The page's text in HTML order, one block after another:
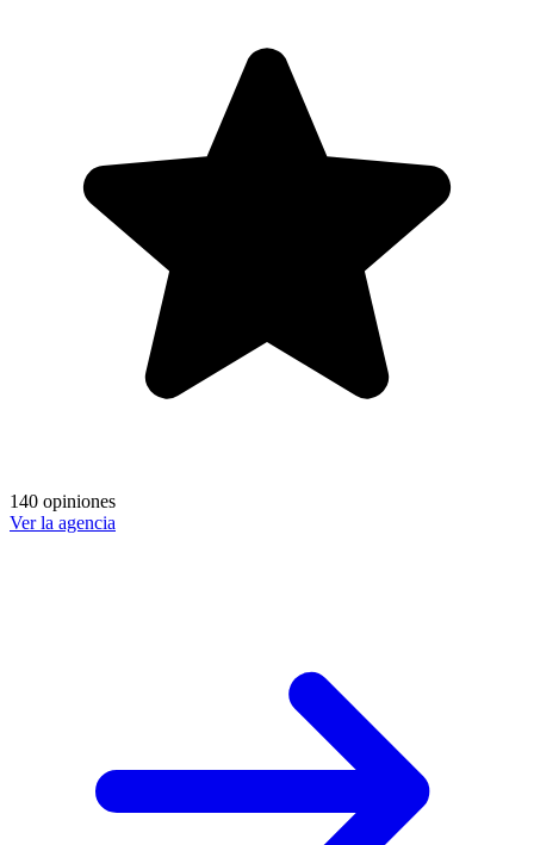
140 opiniones
Ver la agencia